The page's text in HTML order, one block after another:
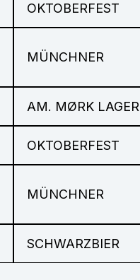
OKTOBERFEST
MÜNCHNER
AM. MØRK LAGER
OKTOBERFEST
MÜNCHNER
SCHWARZBIER